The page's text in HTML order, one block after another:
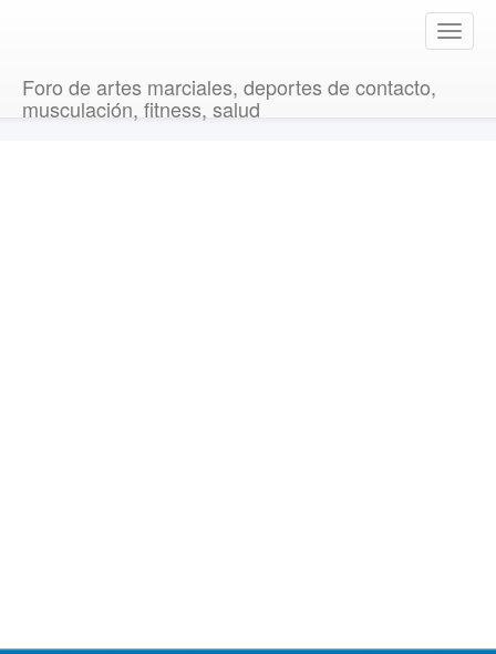
T
o
Foro de artes marciales, deportes de contacto,
musculación, fitness, salud